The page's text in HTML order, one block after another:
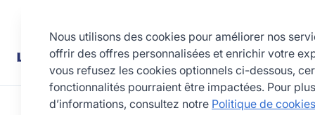
CUISINEPÂTISSERIE
Nous utilisons des cookies pour améliorer nos
offrir des offres personnalisées et enrichir votre
vous refusez les cookies optionnels ci-dessous,
fonctionnalités pourraient être impactées. Pour plus
d’informations, consultez notre Politique de cookies